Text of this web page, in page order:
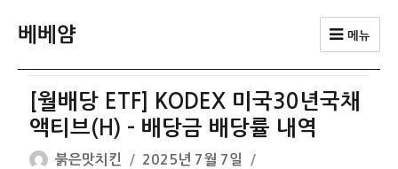
베베얌 메뉴
[월배당 ETF] KODEX 미국30년국채
액티브(H) – 배당금 배당률 내역
글
붉은맛치킨
작
2025년 7월 7일